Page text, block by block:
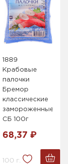
1889
Крабовые
палочки
Бремор
классические
замороженные
СБ 100г
68,37 ₽
100 г.